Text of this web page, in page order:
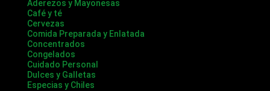
Aderezos y Mayonesas
Café y té
Cervezas
Comida Preparada y Enlatada
Concentrados
Congelados
Cuidado Personal
Dulces y Galletas
Especias y Chiles